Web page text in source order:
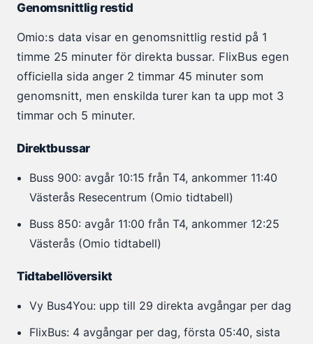
Genomsnittlig restid
Omio:s data visar en genomsnittlig restid på 1
timme 25 minuter för direkta bussar. FlixBus egen
officiella sida anger 2 timmar 45 minuter som
genomsnitt, men enskilda turer kan ta upp mot 3
timmar och 5 minuter.
Direktbussar
Buss 900: avgår 10:15 från T4, ankommer 11:40
Västerås Resecentrum (Omio tidtabell)
Buss 850: avgår 11:00 från T4, ankommer 12:25
Västerås (Omio tidtabell)
Tidtabellöversikt
Vy Bus4You: upp till 29 direkta avgångar per dag
FlixBus: 4 avgångar per dag, första 05:40, sista